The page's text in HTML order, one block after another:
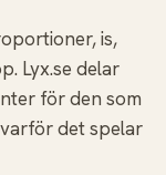
is,
Lyx.se delar
för den som
det spelar